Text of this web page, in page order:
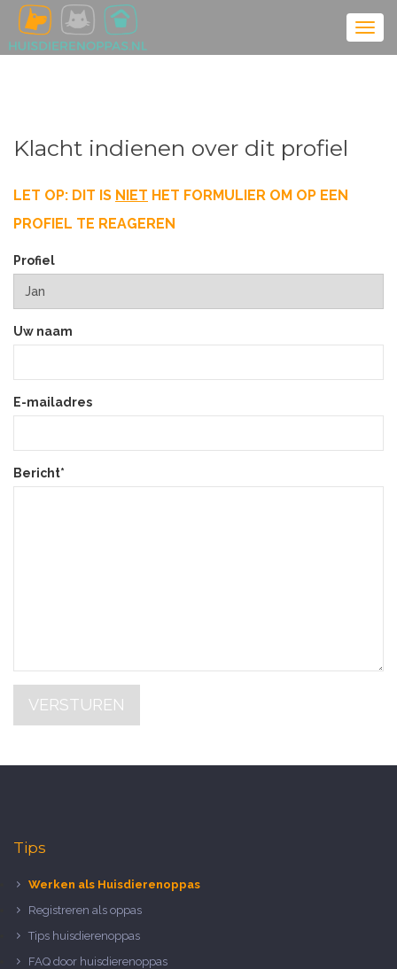
Klacht indienen over dit profiel
LET OP: DIT IS NIET HET FORMULIER OM OP EEN
PROFIEL TE REAGEREN
Profiel
Uw naam
E-mailadres
Bericht*
VERSTUREN
Tips
Werken als Huisdierenoppas
Registreren als oppas
Tips huisdierenoppas
FAQ door huisdierenoppas